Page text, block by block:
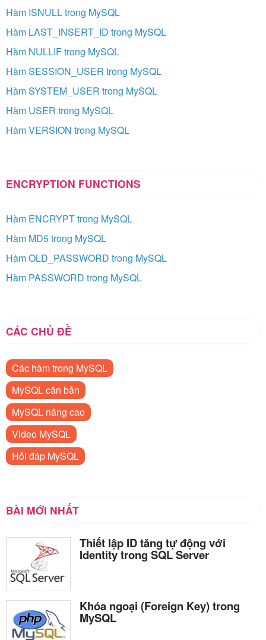
Hàm ISNULL trong MySQL
Hàm LAST_INSERT_ID trong MySQL
Hàm NULLIF trong MySQL
Hàm SESSION_USER trong MySQL
Hàm SYSTEM_USER trong MySQL
Hàm USER trong MySQL
Hàm VERSION trong MySQL
ENCRYPTION FUNCTIONS
Hàm ENCRYPT trong MySQL
Hàm MD5 trong MySQL
Hàm OLD_PASSWORD trong MySQL
Hàm PASSWORD trong MySQL
CÁC CHỦ ĐỀ
Các hàm trong MySQL
MySQL căn bản
MySQL nâng cao
Video MySQL
Hỏi đáp MySQL
BÀI MỚI NHẤT
Thiết lập ID tăng tự động với
Identity trong SQL Server
Khóa ngoại (Foreign Key) trong
MySQL